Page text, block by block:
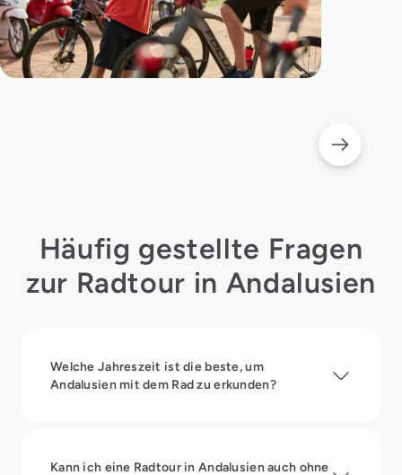
Häufig gestellte Fragen
zur Radtour in Andalusien
Welche Jahreszeit ist die beste, um
Andalusien mit dem Rad zu erkunden?
Kann ich eine Radtour in Andalusien auch ohne